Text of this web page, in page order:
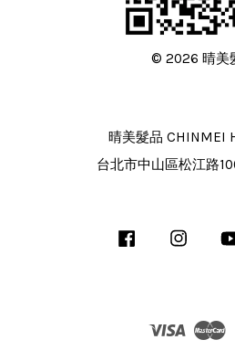
© 2026 晴美
晴美髮品 CHINMEI
台北市中山區松江路
Facebook
Visa